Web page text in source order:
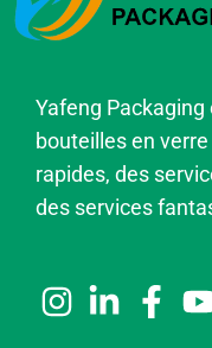
Yafeng
bouteilles en
rapides, des
des services